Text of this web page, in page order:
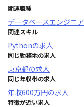
関連職種
データベースエンジニア
関連スキル
Pythonの求人
同じ勤務地の求人
東京都の求人
同じ年収帯の求人
年収600万円の求人
特徴が近い求人